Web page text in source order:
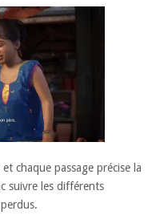
chaque passage précise la
suivre les différents